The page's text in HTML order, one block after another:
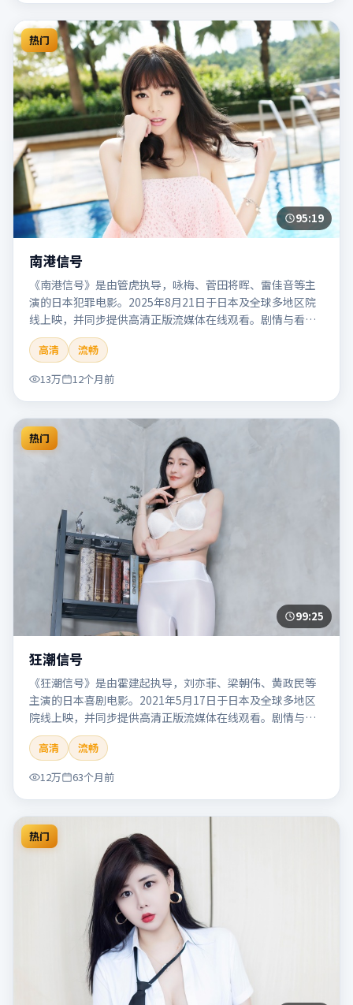
热门
95:19
南港信号
《南港信号》是由管虎执导，咏梅、菅田将晖、雷佳音等主
演的日本犯罪电影。2025年8月21日于日本及全球多地区院
线上映，并同步提供高清正版流媒体在线观看。剧情与看
点：聚焦案件与人性灰色地带，张力十足，兼具社会观察与
戏剧冲突。本片适合检索「南港信号」「管虎」「犯罪」
「日本」「2025」「2025-08-21上映」等关键词的影迷阅读
简介与主创信息。
高清
流畅
13万
12个月前
热门
99:25
狂潮信号
《狂潮信号》是由霍建起执导，刘亦菲、梁朝伟、黄政民等
主演的日本喜剧电影。2021年5月17日于日本及全球多地区
院线上映，并同步提供高清正版流媒体在线观看。剧情与看
点：笑点自然生活化，轻松解压，适合全家或朋友一起观
看。本片适合检索「狂潮信号」「霍建起」「喜剧」「日
本」「2021」「2021-05-17上映」等关键词的影迷阅读简介
与主创信息。
高清
流畅
12万
63个月前
热门